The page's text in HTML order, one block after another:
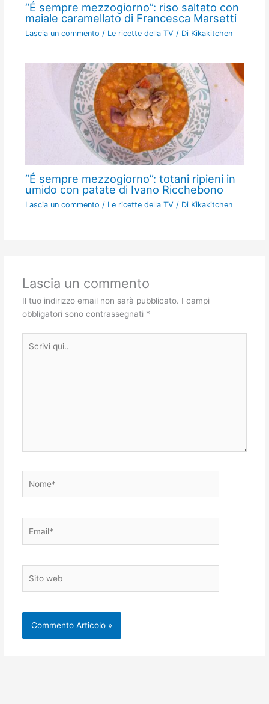
“É sempre mezzogiorno”: riso saltato con
maiale caramellato di Francesca Marsetti
Lascia un commento / Le ricette della TV / Di Kikakitchen
“É sempre mezzogiorno”: totani ripieni in
umido con patate di Ivano Ricchebono
Lascia un commento / Le ricette della TV / Di Kikakitchen
Lascia un commento
Il tuo indirizzo email non sarà pubblicato. I campi
obbligatori sono contrassegnati *
qui..
web